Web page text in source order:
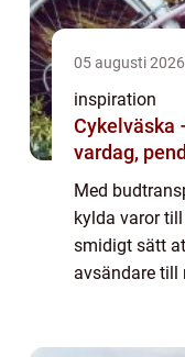
05 augusti 2026
inspiration
Cykelväska
vardag,
Med
kylda varor
smidigt sätt
avsändare till